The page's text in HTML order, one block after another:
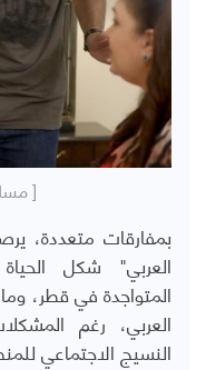
[
بمفارقات متعددة،
العربي" شكل
المتواجدة في قطر،
العربي، رغم
النسيج الاجتماعي